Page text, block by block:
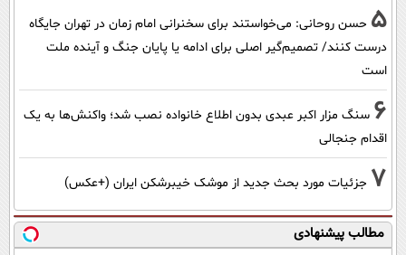
5 حسن روحانی: می‌خواستند برای سخنرانی امام زمان در تهران جایگاه
درست کنند/ تصمیم‌گیر اصلی برای ادامه یا پایان جنگ و آینده ملت
است
6 سنگ مزار اکبر عبدی بدون اطلاع خانواده نصب شد؛ واکنش‌ها به یک
اقدام جنجالی
7 جزئیات مورد بحث جدید از موشک خیبرشکن ایران (+عکس)
مطالب پیشنهادی